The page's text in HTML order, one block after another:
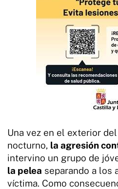
Una vez en el exterior
nocturno, la agresión
intervino un grupo de
la pelea separando a los
víctima. Como